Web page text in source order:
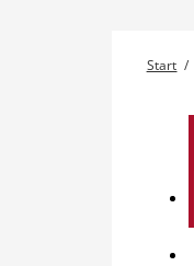
Start /